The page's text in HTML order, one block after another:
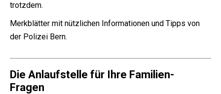
trotzdem.
Merkblätter mit nützlichen Informationen und Tipps von
der Polizei Bern.
Die Anlaufstelle für Ihre Familien-
Fragen